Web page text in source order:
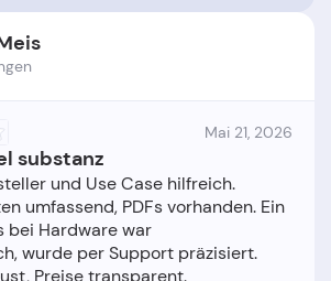
Mai 21, 2026
substanz
und Use Case hilfreich.
umfassend, PDFs vorhanden. Ein
bei Hardware war
wurde per Support präzisiert.